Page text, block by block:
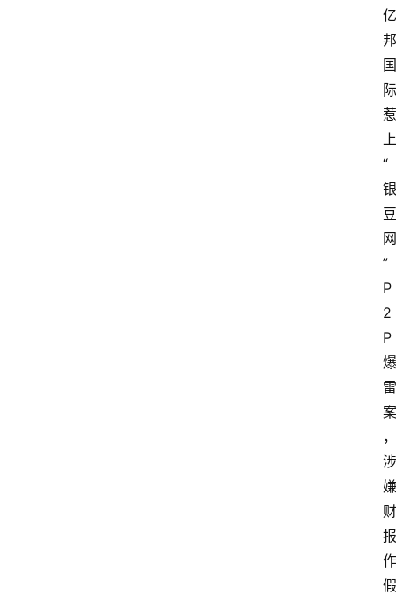
亿
邦
国
际
惹
上
“
银
豆
网
”
P
2
P
爆
雷
案
，
涉
嫌
财
报
作
假